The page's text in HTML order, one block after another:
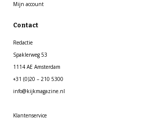
Mijn account
Contact
Redactie
Spaklerweg 53
1114 AE Amsterdam
+31 (0)20 – 210 5300
info@kijkmagazine.nl
Klantenservice